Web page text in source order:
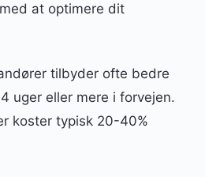
at optimere dit
tilbyder ofte bedre
uger eller mere i forvejen.
koster typisk 20-40%